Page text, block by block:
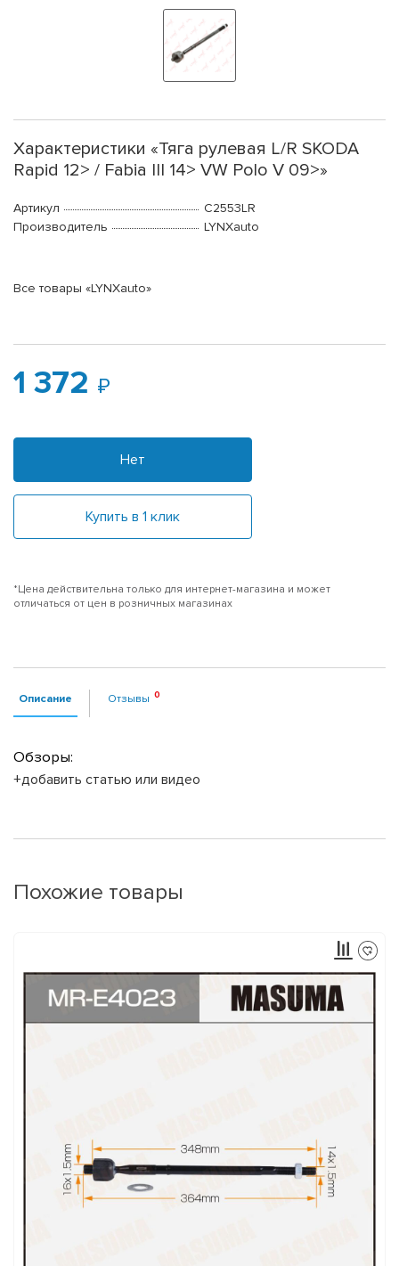
Характеристики «Тяга рулевая L/R SKODA
Rapid 12> / Fabia III 14> VW Polo V 09>»
Артикул
C2553LR
Производитель
LYNXauto
Все товары «LYNXauto»
1 372
Нет
Купить в 1 клик
*Цена действительна только для интернет-магазина и может
отличаться от цен в розничных магазинах
Описание Отзывы
Обзоры:
+добавить статью или видео
Похожие товары